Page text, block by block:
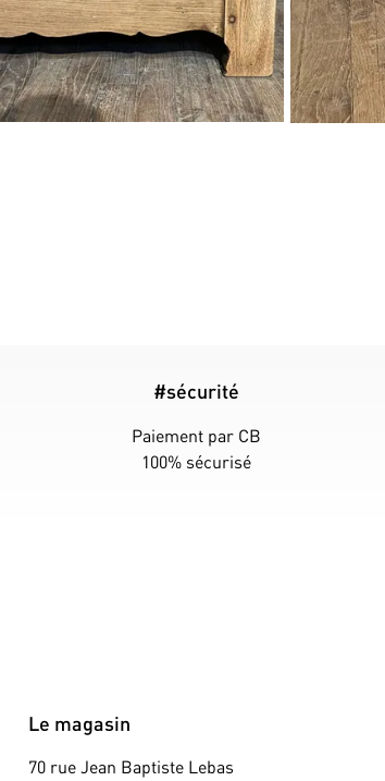
#sécurité
Paiement par CB
100% sécurisé
Le magasin
70 rue Jean Baptiste Lebas